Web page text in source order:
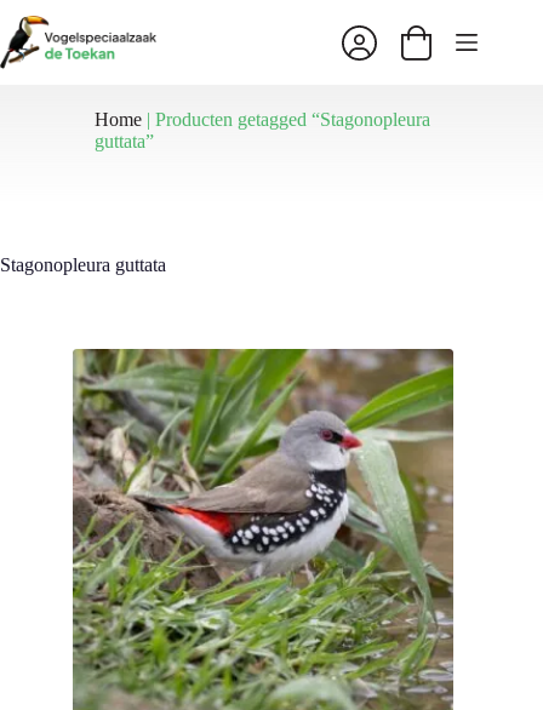
naar
de
inhoud
Winkelwagen
Home |Producten getagged “Stagonopleura
guttata”
Stagonopleura guttata